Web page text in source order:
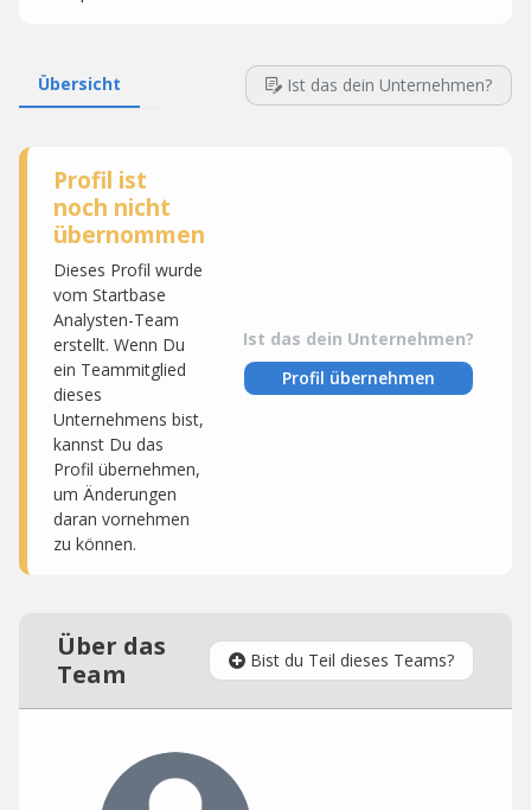
Übersicht Ist das dein Unternehmen?
Profil ist
noch nicht
übernommen
Dieses Profil wurde
vom Startbase
Analysten-Team
erstellt. Wenn Du
ein Teammitglied
dieses
Unternehmens bist,
kannst Du das
Profil übernehmen,
um Änderungen
daran vornehmen
zu können.
Ist das dein Unternehmen?
Profil übernehmen
Über das
Team
Bist du Teil dieses Teams?